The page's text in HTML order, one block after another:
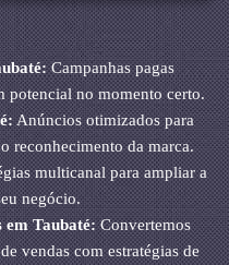
Campanhas pagas
potencial no momento certo.
Anúncios otimizados para
reconhecimento da marca.
multicanal para ampliar a
negócio.
em Taubaté:Convertemos
vendas com estratégias de